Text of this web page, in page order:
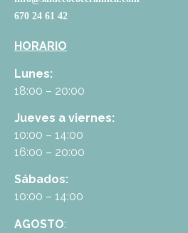
670 24 61 42
HORARIO
Lunes:
18:00 – 20:00
Jueves a viernes:
10:00 – 14:00
16:00 – 20:00
Sábados:
10:00 – 14:00
AGOSTO: